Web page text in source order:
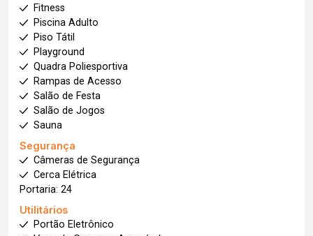
Fitness
Piscina Adulto
Piso Tátil
Playground
Quadra Poliesportiva
Rampas de Acesso
Salão de Festa
Salão de Jogos
Sauna
Segurança
Câmeras de Segurança
Cerca Elétrica
Portaria: 24
Utilitários
Portão Eletrônico